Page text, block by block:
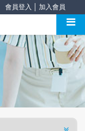
會員登入 加入會員